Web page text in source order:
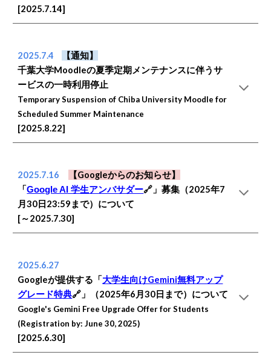
[2025.7.14]
2025.7.4
【通知】
千葉大学Moodleの夏季定期メンテナンスに伴うサ
ービスの一時利用停止
Temporary Suspension of Chiba University Moodle for
Scheduled Summer Maintenance
[2025.8.22]
2025.7.16
【Googleからのお知らせ】
「Google AI 学生アンバサダー🔗」募集（2025年7
月30日23:59まで）について
[～2025.7.30]
2025.6.27
Googleが提供する「大学生向けGemini無料アップ
グレード特典🔗」（2025年6月30日まで）について
Google's Gemini Free Upgrade Offer for Students
(Registration by: June 30, 2025)
[2025.6.30]